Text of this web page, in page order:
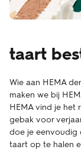
taart
Wie aan HEMA
maken we bij
HEMA vind je het
gebak voor
doe je eenvoudig
taart op te halen